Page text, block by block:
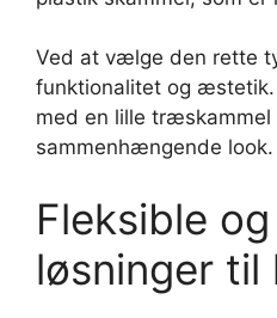
Ved at vælge den rette
funktionalitet og æstetik.
med en lille
sammenhængende look.
Fleksible
løsninger til